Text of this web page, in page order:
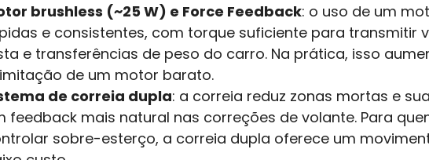
brushless (~25 W) e Force Feedback: o uso de um
e consistentes, com torque suficiente para transmitir
e transferências de peso do carro. Na prática, isso
de um motor barato.
de correia dupla: a correia reduz zonas mortas e
feedback mais natural nas correções de volante. Para
sobre-esterço, a correia dupla oferece um